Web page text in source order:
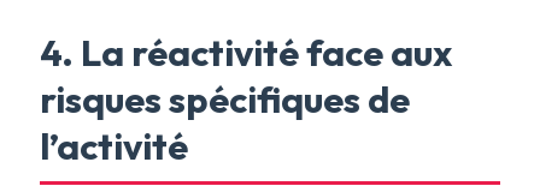
4. La réactivité face aux
risques spécifiques de
l’activité